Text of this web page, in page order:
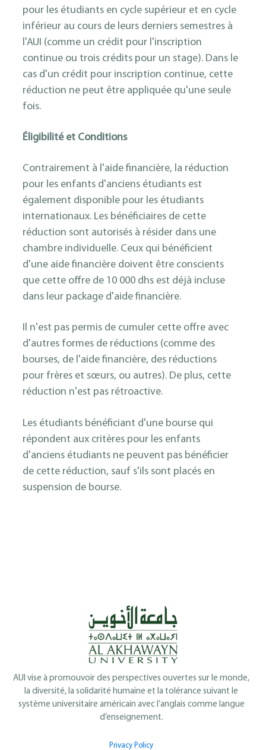
pour les étudiants en cycle supérieur et en cycle
inférieur au cours de leurs derniers semestres à
l'AUI (comme un crédit pour l'inscription
continue ou trois crédits pour un stage). Dans le
cas d'un crédit pour inscription continue, cette
réduction ne peut être appliquée qu'une seule
fois.
Éligibilité et Conditions
Contrairement à l'aide financière, la réduction
pour les enfants d'anciens étudiants est
également disponible pour les étudiants
internationaux. Les bénéficiaires de cette
réduction sont autorisés à résider dans une
chambre individuelle. Ceux qui bénéficient
d'une aide financière doivent être conscients
que cette offre de 10 000 dhs est déjà incluse
dans leur package d'aide financière.
Il n'est pas permis de cumuler cette offre avec
d'autres formes de réductions (comme des
bourses, de l'aide financière, des réductions
pour frères et sœurs, ou autres). De plus, cette
réduction n'est pas rétroactive.
Les étudiants bénéficiant d'une bourse qui
répondent aux critères pour les enfants
d'anciens étudiants ne peuvent pas bénéficier
de cette réduction, sauf s'ils sont placés en
suspension de bourse.
AUI vise à promouvoir des perspectives ouvertes sur le monde,
la diversité, la solidarité humaine et la tolérance suivant le
système universitaire américain avec l’anglais comme langue
d’enseignement.
Privacy Policy